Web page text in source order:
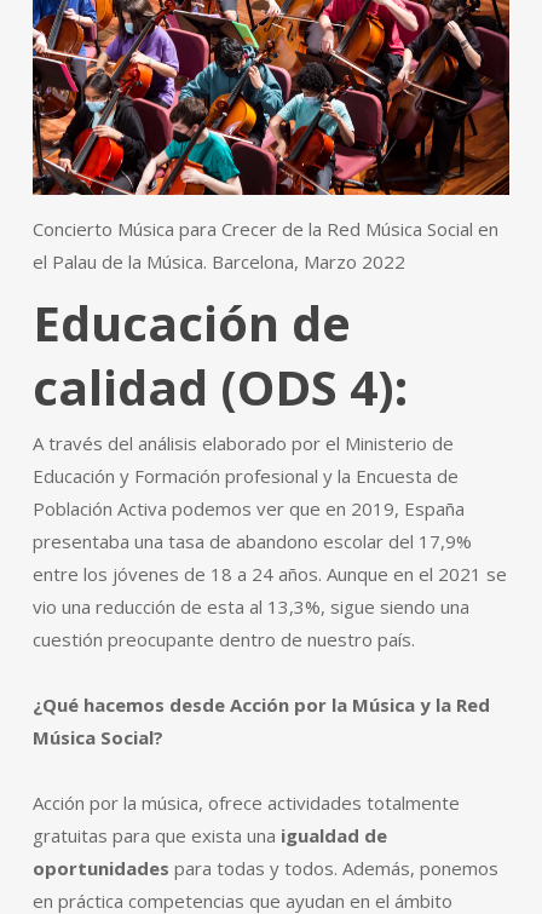
Concierto Música para Crecer de la Red Música Social en
el Palau de la Música. Barcelona, Marzo 2022
Educación de
calidad (ODS 4):
A través del análisis elaborado por el Ministerio de
Educación y Formación profesional y la Encuesta de
Población Activa podemos ver que en 2019, España
presentaba una tasa de abandono escolar del 17,9%
entre los jóvenes de 18 a 24 años. Aunque en el 2021 se
vio una reducción de esta al 13,3%, sigue siendo una
cuestión preocupante dentro de nuestro país.
¿Qué hacemos desde Acción por la Música y la Red
Música Social?
Acción por la música, ofrece actividades totalmente
gratuitas para que exista una igualdad de
oportunidades para todas y todos. Además, ponemos
en práctica competencias que ayudan en el ámbito